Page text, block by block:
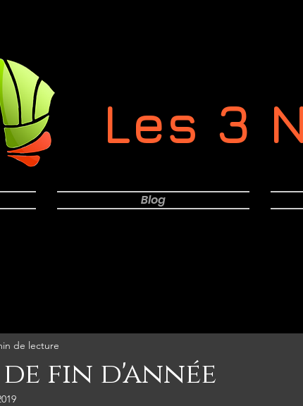
Les 3
Blog
de fin d'année
de lecture